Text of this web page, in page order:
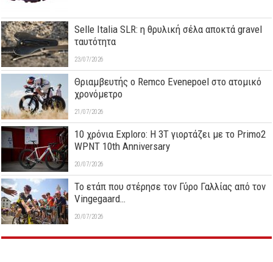
Selle Italia SLR: η θρυλική σέλα αποκτά gravel
ταυτότητα
23/07/2026
Θριαμβευτής ο Remco Evenepoel στο ατομικό
χρονόμετρο
21/07/2026
10 χρόνια Exploro: Η 3T γιορτάζει με το Primo2
WPNT 10th Anniversary
20/07/2026
Το ετάπ που στέρησε τον Γύρο Γαλλίας από τον
Vingegaard…
20/07/2026